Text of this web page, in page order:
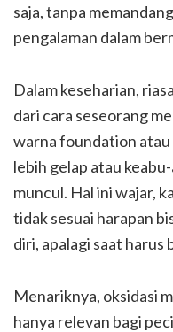
saja, tanpa
pengalaman dalam
Dalam keseharian,
dari cara seseorang
warna foundation atau
lebih gelap atau
muncul. Hal ini wajar,
tidak sesuai harapan
diri, apalagi saat
Menariknya, oksidasi
hanya relevan bagi